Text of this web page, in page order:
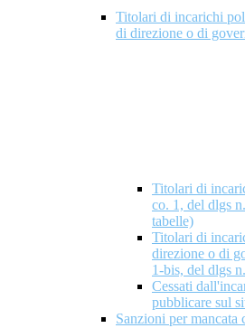
Titolari di incarichi
di direzione o di
Titolari di
co. 1, del dlgs
tabelle)
Titolari di
direzione o di
1-bis, del dlgs
Cessati
pubblicare sul
Sanzioni per mancata